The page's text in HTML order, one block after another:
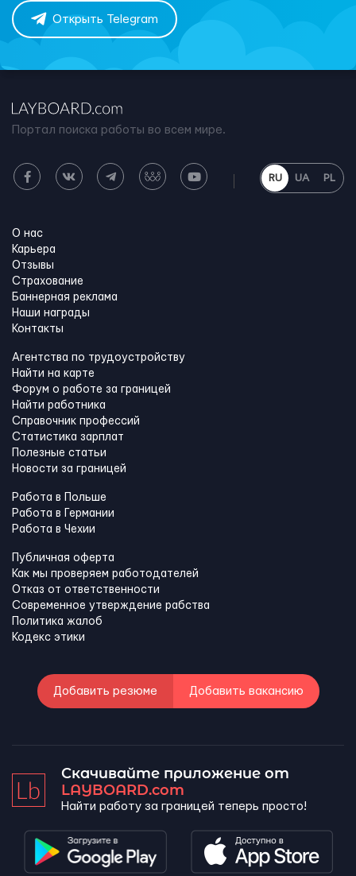
Открыть Telegram
Портал поиска работы во всем мире.
RU UA PL
О нас
Карьера
Отзывы
Страхование
Баннерная реклама
Наши награды
Контакты
Агентства по трудоустройству
Найти на карте
Форум о работе за границей
Найти работника
Справочник профессий
Статистика зарплат
Полезные статьи
Новости за границей
Работа в Польше
Работа в Германии
Работа в Чехии
Публичная оферта
Как мы проверяем работодателей
Отказ от ответственности
Современное утверждение рабства
Политика жалоб
Кодекс этики
Добавить резюме Добавить вакансию
Скачивайте приложение от
LAYBOARD.com
Найти работу за границей теперь просто!